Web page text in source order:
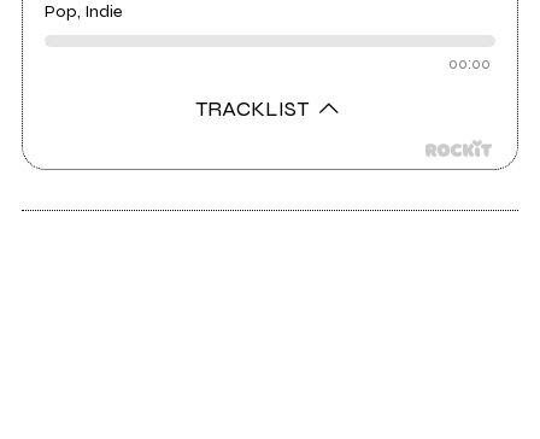
Pop, Indie
00:00
TRACKLIST